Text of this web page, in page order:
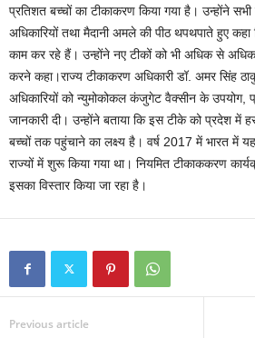
प्रतिशत बच्चों का टीकाकरण किया गया है। उन्होंने
अधिकारियों तथा मैदानी अमले की पीठ थपथपाते हुए
काम कर रहे हैं। उन्होंने नए टीकों को भी अधिक से
करने कहा।राज्य टीकाकरण अधिकारी डॉ. अमर सिंह
अधिकारियों को न्युमोकोकल कंजुगेट वैक्सीन के उपयोग,
जानकारी दी। उन्होंने बताया कि इस टीके को प्रदेश में
बच्चों तक पहुंचाने का लक्ष्य है। वर्ष 2017 में भारत में
राज्यों में शुरू किया गया था। नियमित टीकाककरण
इसका विस्तार किया जा रहा है।
Previous article